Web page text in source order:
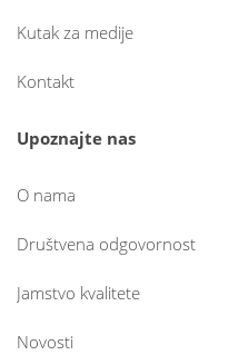
Kutak za medije
Kontakt
Upoznajte nas
O nama
Društvena odgovornost
Jamstvo kvalitete
Novosti